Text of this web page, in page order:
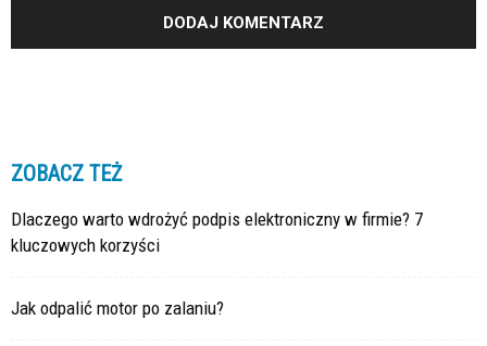
ZOBACZ TEŻ
Dlaczego warto wdrożyć podpis elektroniczny w firmie? 7
kluczowych korzyści
Jak odpalić motor po zalaniu?